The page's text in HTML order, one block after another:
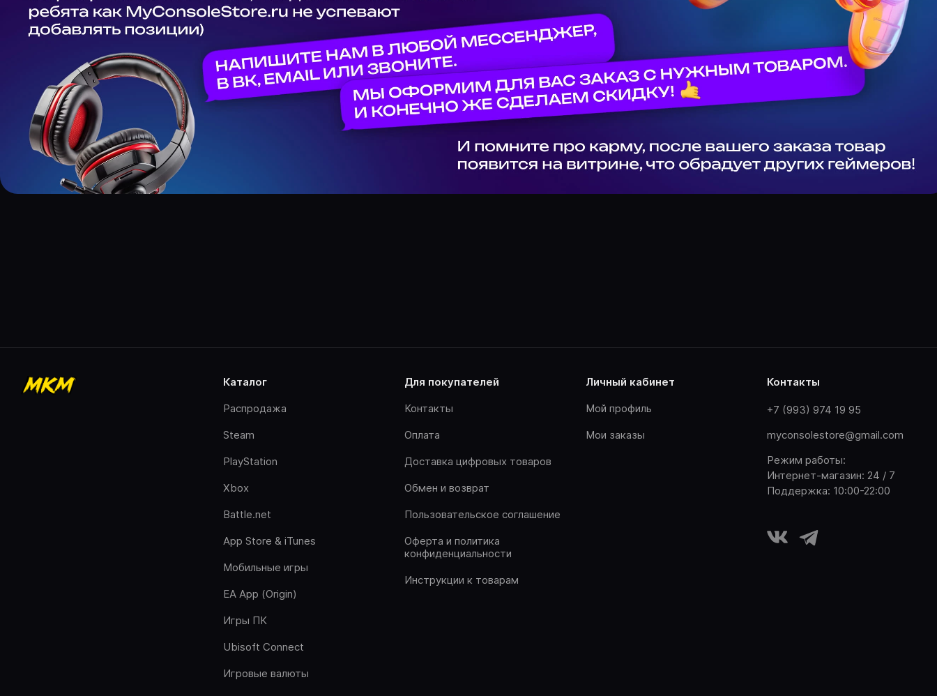
каталог
Распродажа
Steam
PlayStation
Xbox
Battle.net
App Store & iTunes
Мобильные игры
EA App (Origin)
Игры ПК
Ubisoft Connect
Игровые валюты
для покупателей
Контакты
Оплата
Доставка цифровых товаров
Обмен и возврат
Пользовательское соглашение
Оферта и политика
конфиденциальности
Инструкции к товарам
личный кабинет
Мой профиль
Мои заказы
контакты
+7 (993) 974 19 95
myconsolestore@gmail.com
Режим работы:
Интернет-магазин: 24 / 7
Поддержка: 10:00-22:00